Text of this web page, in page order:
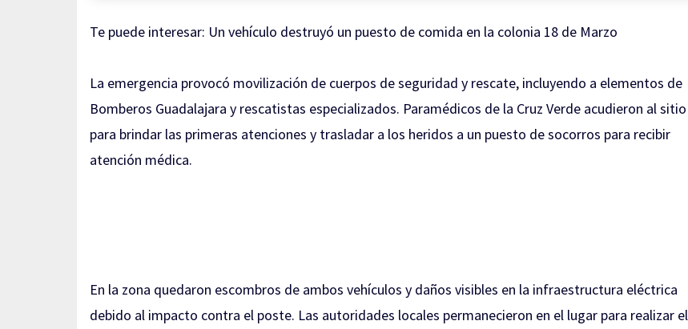
Te puede interesar: Un vehículo destruyó un puesto de comida en la colonia 18 de Marzo
La emergencia provocó movilización de cuerpos de seguridad y rescate, incluyendo a elementos de
Bomberos Guadalajara y rescatistas especializados. Paramédicos de la Cruz Verde acudieron al sitio
para brindar las primeras atenciones y trasladar a los heridos a un puesto de socorros para recibir
atención médica.
En la zona quedaron escombros de ambos vehículos y daños visibles en la infraestructura eléctrica
debido al impacto contra el poste. Las autoridades locales permanecieron en el lugar para realizar el